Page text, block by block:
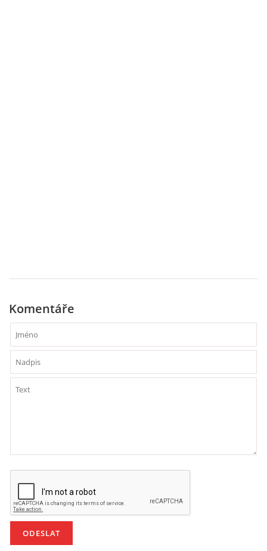
Komentáře